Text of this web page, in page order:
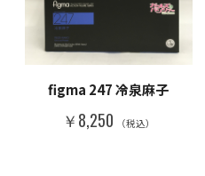
figma 247 冷泉麻子
￥8,250 （税込）